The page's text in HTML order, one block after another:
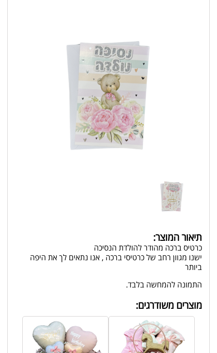
תיאור המוצר:
כרטיס ברכה מהודר להולדת הנסיכה
ישנו מגוון רחב של כרטיסי ברכה , אנו נתאים לך את היפה
ביותר
התמונה להמחשה בלבד.
מוצרים משודרגים: